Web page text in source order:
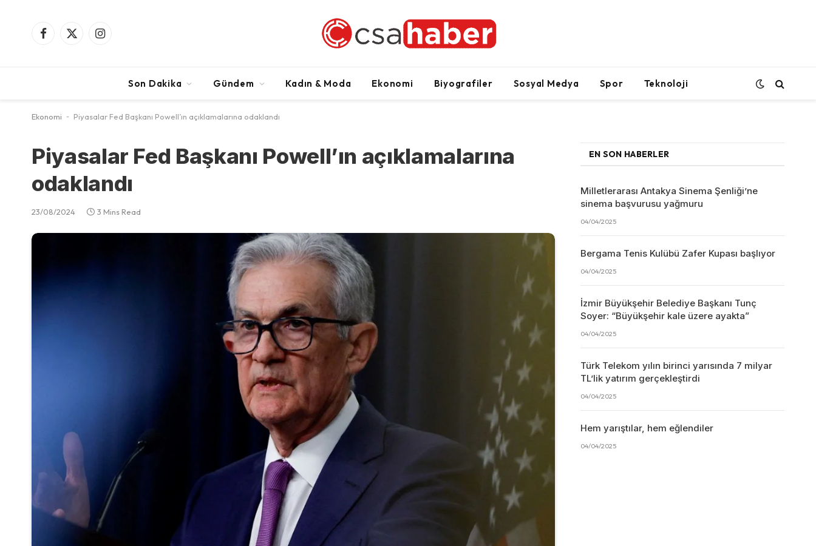
Facebook
X
Instagram
Son Dakika Gündem Kadın & Moda Ekonomi Biyografiler Sosyal Medya Spor Teknoloji
Ekonomi - Piyasalar Fed Başkanı Powell’ın açıklamalarına odaklandı
Piyasalar Fed Başkanı Powell’ın açıklamalarına
odaklandı
23/08/2024 3 Mins Read
EN SON HABERLER
Milletlerarası Antakya Sinema Şenliği’ne
sinema başvurusu yağmuru
04/04/2025
Bergama Tenis Kulübü Zafer Kupası başlıyor
04/04/2025
İzmir Büyükşehir Belediye Başkanı Tunç
Soyer: “Büyükşehir kale üzere ayakta”
04/04/2025
Türk Telekom yılın birinci yarısında 7 milyar
TL’lik yatırım gerçekleştirdi
04/04/2025
Hem yarıştılar, hem eğlendiler
04/04/2025